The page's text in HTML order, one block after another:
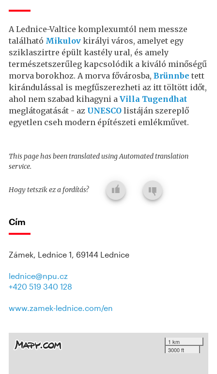
A Lednice-Valtice komplexumtól nem messze
található Mikulov királyi város, amelyet egy
sziklaszirtre épült kastély ural, és amely
természetszerűleg kapcsolódik a kiváló minőségű
morva borokhoz. A morva fővárosba, Brünnbe tett
kirándulással is megfűszerezheti az itt töltött időt,
ahol nem szabad kihagyni a Villa Tugendhat
meglátogatását - az UNESCO listáján szereplő
egyetlen cseh modern építészeti emlékművet.
This page has been translated using Automated translation
service.
Hogy tetszik ez a fordítás?
Cím
Zámek, Lednice 1, 69144 Lednice
lednice@npu.cz
+420 519 340 128
www.zamek-lednice.com/en
1 km
3000 ft